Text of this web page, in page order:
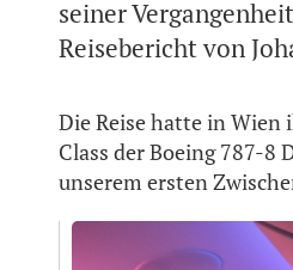
seiner
Reisebericht von
Die Reise hatte in
Class der Boeing 787-8
unserem ersten